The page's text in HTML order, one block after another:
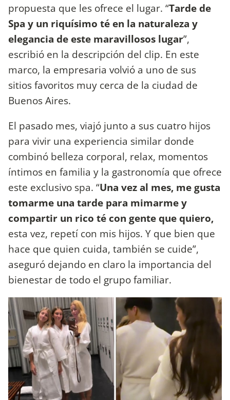
propuesta que les ofrece el lugar. “Tarde de
Spa y un riquísimo té en la naturaleza y
elegancia de este maravillosos lugar”,
escribió en la descripción del clip. En este
marco, la empresaria volvió a uno de sus
sitios favoritos muy cerca de la ciudad de
Buenos Aires.
El pasado mes, viajó junto a sus cuatro hijos
para vivir una experiencia similar donde
combinó belleza corporal, relax, momentos
íntimos en familia y la gastronomía que ofrece
este exclusivo spa. “Una vez al mes, me gusta
tomarme una tarde para mimarme y
compartir un rico té con gente que quiero,
esta vez, repetí con mis hijos. Y que bien que
hace que quien cuida, también se cuide”,
aseguró dejando en claro la importancia del
bienestar de todo el grupo familiar.